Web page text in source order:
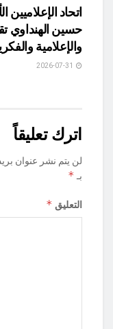
اتحاد الإعلاميين
حسين الهنداوي
والإعلامية
اترك تعليقاً
لن يتم نشر عنوان
بـ *
التعليق *